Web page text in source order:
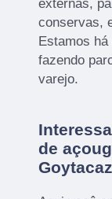
externas,
conservas,
Estamos
fazendo
varejo.
de